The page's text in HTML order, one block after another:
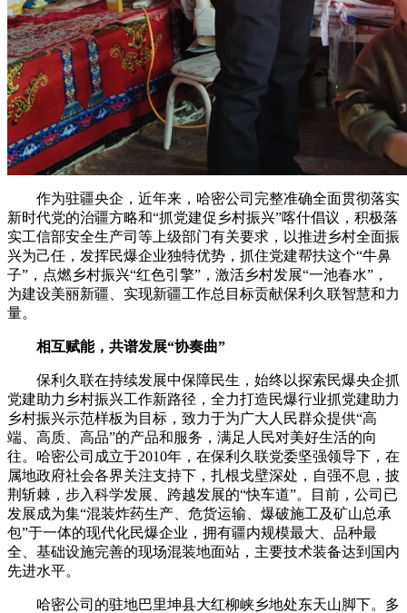
作为驻疆央企，近年来，哈密公司完整准确全面贯彻落实
新时代党的治疆方略和“抓党建促乡村振兴”喀什倡议，积极落
实工信部安全生产司等上级部门有关要求，以推进乡村全面振
兴为己任，发挥民爆企业独特优势，抓住党建帮扶这个“牛鼻
子”，点燃乡村振兴“红色引擎”，激活乡村发展“一池春水”，
为建设美丽新疆、实现新疆工作总目标贡献保利久联智慧和力
量。
相互赋能，共谱发展“协奏曲”
保利久联在持续发展中保障民生，始终以探索民爆央企抓
党建助力乡村振兴工作新路径，全力打造民爆行业抓党建助力
乡村振兴示范样板为目标，致力于为广大人民群众提供“高
端、高质、高品”的产品和服务，满足人民对美好生活的向
往。哈密公司成立于2010年，在保利久联党委坚强领导下，在
属地政府社会各界关注支持下，扎根戈壁深处，自强不息，披
荆斩棘，步入科学发展、跨越发展的“快车道”。目前，公司已
发展成为集“混装炸药生产、危货运输、爆破施工及矿山总承
包”于一体的现代化民爆企业，拥有疆内规模最大、品种最
全、基础设施完善的现场混装地面站，主要技术装备达到国内
先进水平。
哈密公司的驻地巴里坤县大红柳峡乡地处东天山脚下。多